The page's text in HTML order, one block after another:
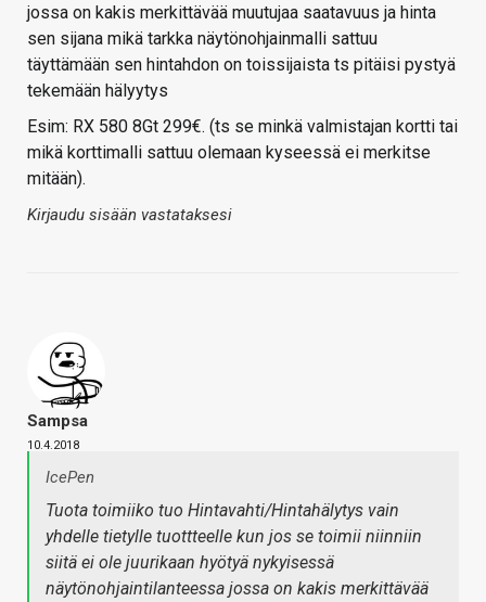
jossa on kakis merkittävää muutujaa saatavuus ja hinta
sen sijana mikä tarkka näytönohjainmalli sattuu
täyttämään sen hintahdon on toissijaista ts pitäisi pystyä
tekemään hälyytys
Esim: RX 580 8Gt 299€. (ts se minkä valmistajan kortti tai
mikä korttimalli sattuu olemaan kyseessä ei merkitse
mitään).
Kirjaudu sisään vastataksesi
Sampsa
10.4.2018
IcePen
Tuota toimiiko tuo Hintavahti/Hintahälytys vain
yhdelle tietylle tuottteelle kun jos se toimii niinniin
siitä ei ole juurikaan hyötyä nykyisessä
näytönohjaintilanteessa jossa on kakis merkittävää